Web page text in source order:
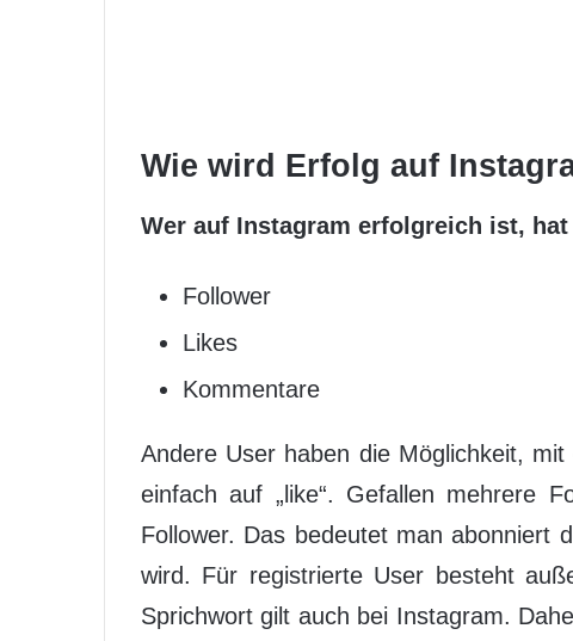
Wie wird Erfolg auf
Wer auf Instagram erfolgreich ist, hat
Follower
Likes
Kommentare
Andere User haben die Möglichkeit,
einfach auf „like“. Gefallen mehrere
Follower. Das bedeutet man abonniert
wird. Für registrierte User besteht
Sprichwort gilt auch bei Instagram.